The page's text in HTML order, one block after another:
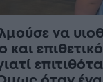
να
και